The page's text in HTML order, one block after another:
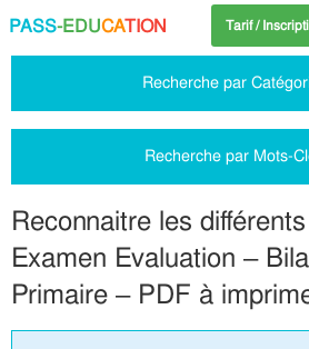
PASS-EDUCATION Tarif /
Recherche par
Recherche par Mots-
Reconnaitre les
Examen Evaluation –
Primaire – PDF à